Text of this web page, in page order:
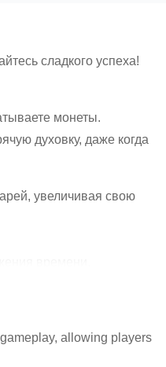
сладкого успеха!
монеты.
духовку, даже когда
увеличивая свою
allowing players